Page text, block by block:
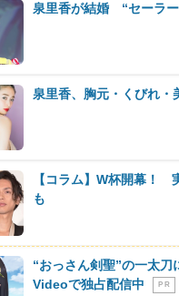
泉里香が結婚 “セーラ
泉里香、胸元・くびれ
【コラム】W杯開幕！
も
“おっさん剣聖”の一太
Videoで独占配信中
P R